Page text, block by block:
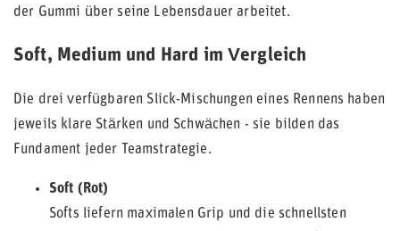
der Gummi über seine Lebensdauer arbeitet.
Soft, Medium und Hard im Vergleich
Die drei verfügbaren Slick-Mischungen eines Rennens haben
jeweils klare Stärken und Schwächen - sie bilden das
Fundament jeder Teamstrategie.
Soft (Rot)
Softs liefern maximalen Grip und die schnellsten